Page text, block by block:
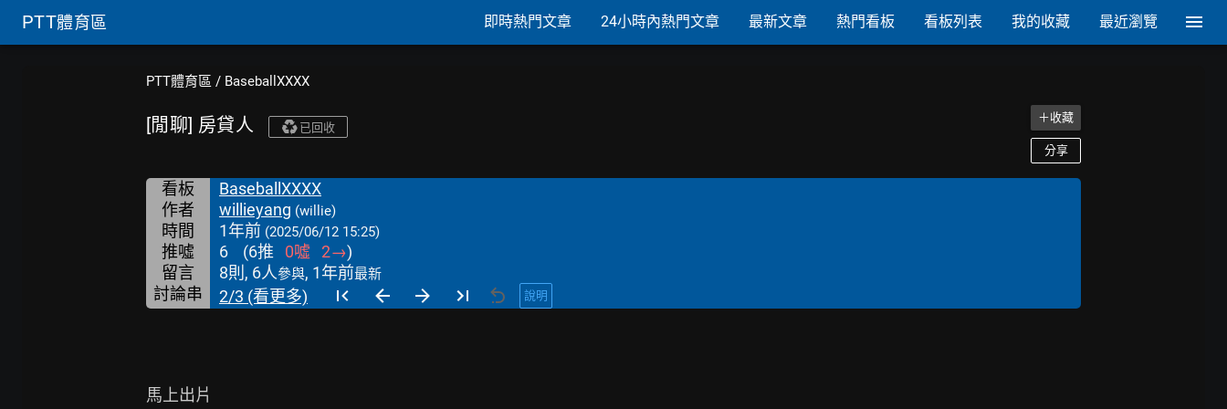
PTT體育區 即時熱門文章 24小時內熱門文章 最新文章 熱門看板 看板列表 我的收藏 最近瀏覽
PTT體育區 / BaseballXXXX
[閒聊] 房貸人 已回收
＋收藏
分享
看板
BaseballXXXX
作者
willieyang (willie)
時間 1年前 (2025/06/12 15:25)
推噓 6 (6推 0噓 2→)
留言
8則, 6人參與, 1年前最新
討論串 2/3 (看更多) 說明
馬上出片